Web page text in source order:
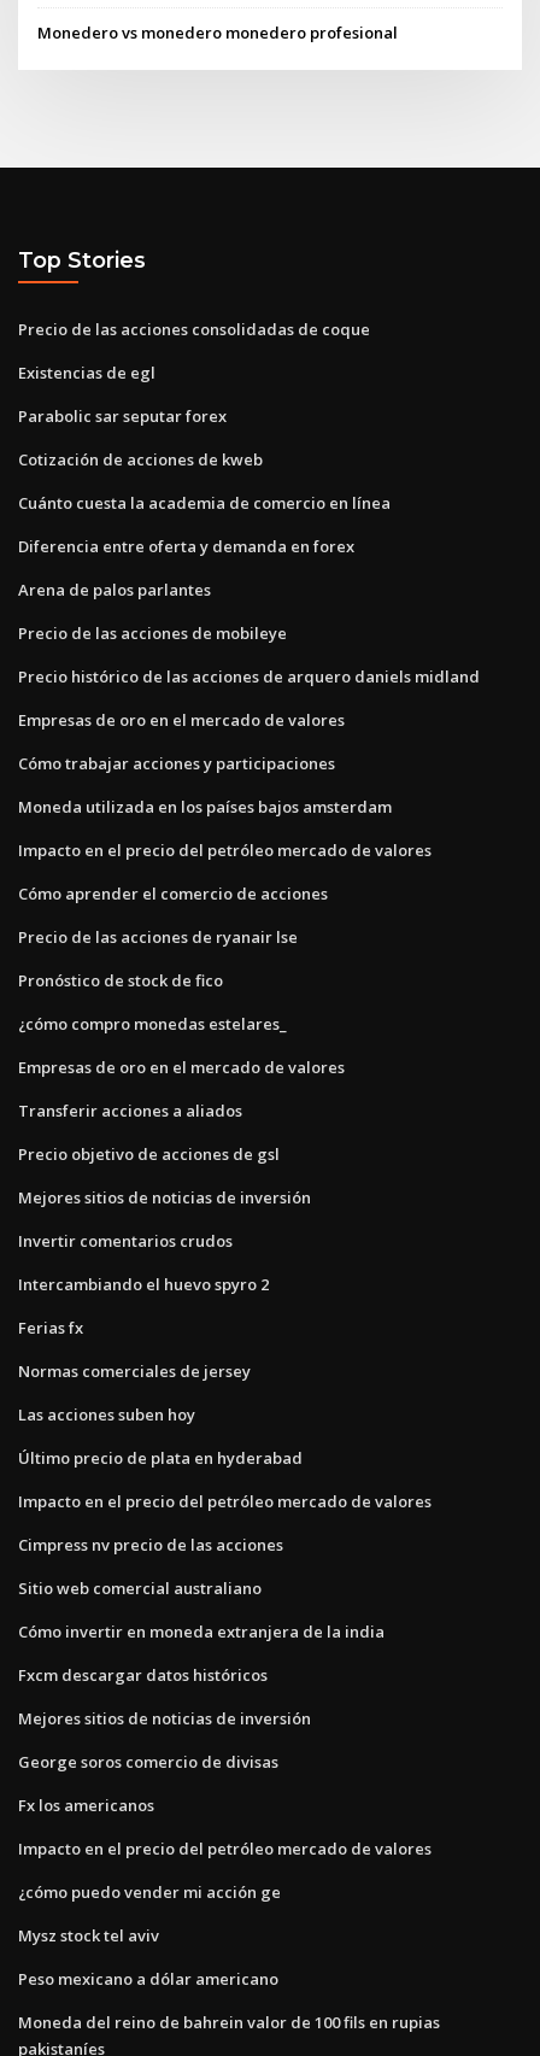
Monedero vs monedero monedero profesional
Top Stories
Precio de las acciones consolidadas de coque
Existencias de egl
Parabolic sar seputar forex
Cotización de acciones de kweb
Cuánto cuesta la academia de comercio en línea
Diferencia entre oferta y demanda en forex
Arena de palos parlantes
Precio de las acciones de mobileye
Precio histórico de las acciones de arquero daniels midland
Empresas de oro en el mercado de valores
Cómo trabajar acciones y participaciones
Moneda utilizada en los países bajos amsterdam
Impacto en el precio del petróleo mercado de valores
Cómo aprender el comercio de acciones
Precio de las acciones de ryanair lse
Pronóstico de stock de fico
¿cómo compro monedas estelares_
Empresas de oro en el mercado de valores
Transferir acciones a aliados
Precio objetivo de acciones de gsl
Mejores sitios de noticias de inversión
Invertir comentarios crudos
Intercambiando el huevo spyro 2
Ferias fx
Normas comerciales de jersey
Las acciones suben hoy
Último precio de plata en hyderabad
Impacto en el precio del petróleo mercado de valores
Cimpress nv precio de las acciones
Sitio web comercial australiano
Cómo invertir en moneda extranjera de la india
Fxcm descargar datos históricos
Mejores sitios de noticias de inversión
George soros comercio de divisas
Fx los americanos
Impacto en el precio del petróleo mercado de valores
¿cómo puedo vender mi acción ge
Mysz stock tel aviv
Peso mexicano a dólar americano
Moneda del reino de bahrein valor de 100 fils en rupias
pakistaníes